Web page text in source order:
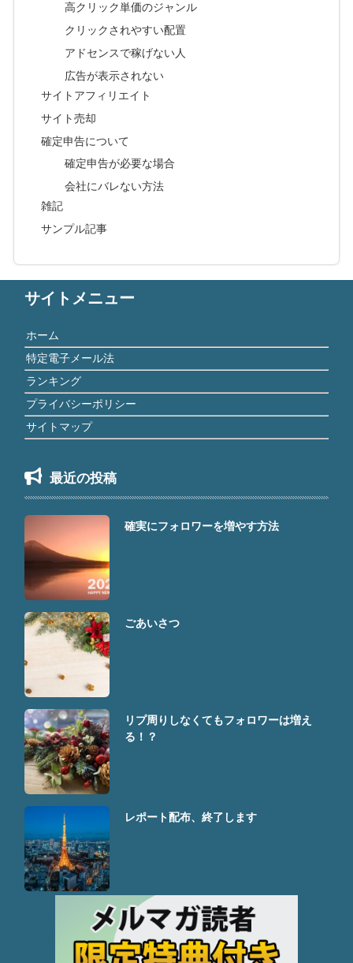
高クリック単価のジャンル
クリックされやすい配置
アドセンスで稼げない人
広告が表示されない
サイトアフィリエイト
サイト売却
確定申告について
確定申告が必要な場合
会社にバレない方法
雑記
サンプル記事
サイトメニュー
ホーム
特定電子メール法
ランキング
プライバシーポリシー
サイトマップ
最近の投稿
確実にフォロワーを増やす方法
ごあいさつ
リプ周りしなくてもフォロワーは増え
る！？
レポート配布、終了します